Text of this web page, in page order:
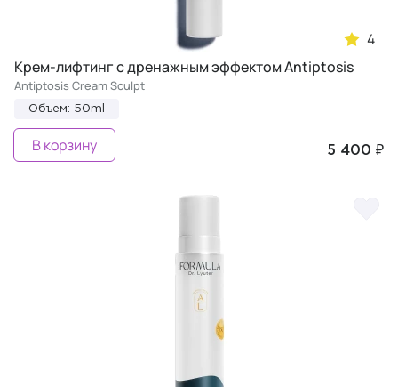
4
Крем-лифтинг с дренажным эффектом Antiptosis
Antiptosis Cream Sculpt
Объем: 50ml
5 400 ₽
В корзину